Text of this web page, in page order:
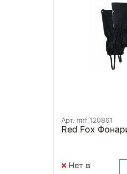
Арт. mrf_120861
Red Fox
Нет в